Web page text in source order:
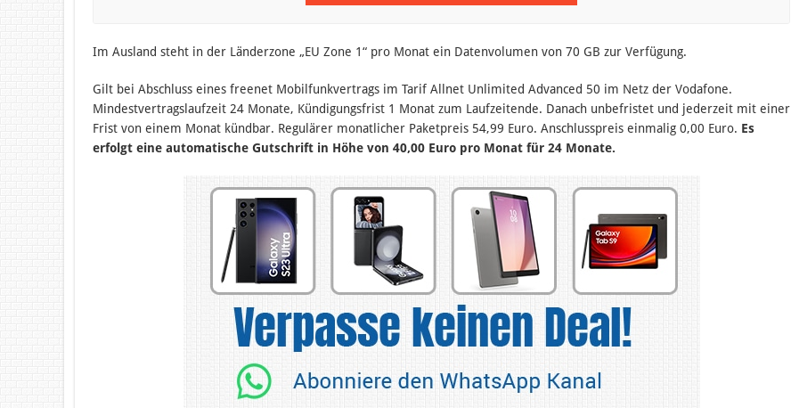
Im Ausland steht in der Länderzone „EU Zone 1“ pro Monat ein Datenvolumen von 70 GB zur Verfügung.
Gilt bei Abschluss eines freenet Mobilfunkvertrags im Tarif Allnet Unlimited Advanced 50 im Netz der Vodafone.
Mindestvertragslaufzeit 24 Monate, Kündigungsfrist 1 Monat zum Laufzeitende. Danach unbefristet und jederzeit mit einer
Frist von einem Monat kündbar. Regulärer monatlicher Paketpreis 54,99 Euro. Anschlusspreis einmalig 0,00 Euro. Es
erfolgt eine automatische Gutschrift in Höhe von 40,00 Euro pro Monat für 24 Monate.